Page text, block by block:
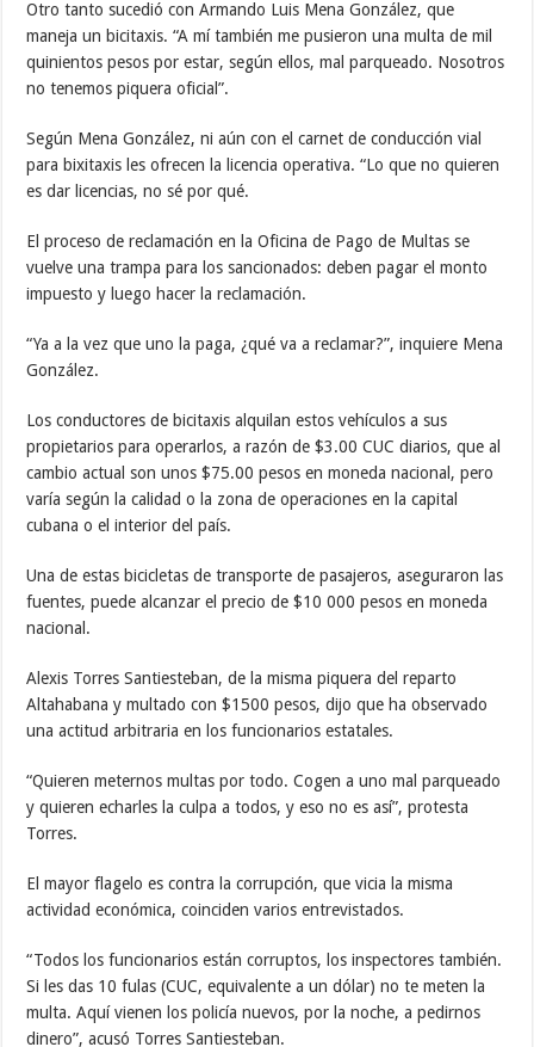
Otro tanto sucedió con Armando Luis Mena González, que
maneja un bicitaxis. “A mí también me pusieron una multa de mil
quinientos pesos por estar, según ellos, mal parqueado. Nosotros
no tenemos piquera oficial”.
Según Mena González, ni aún con el carnet de conducción vial
para bixitaxis les ofrecen la licencia operativa. “Lo que no quieren
es dar licencias, no sé por qué.
El proceso de reclamación en la Oficina de Pago de Multas se
vuelve una trampa para los sancionados: deben pagar el monto
impuesto y luego hacer la reclamación.
“Ya a la vez que uno la paga, ¿qué va a reclamar?”, inquiere Mena
González.
Los conductores de bicitaxis alquilan estos vehículos a sus
propietarios para operarlos, a razón de $3.00 CUC diarios, que al
cambio actual son unos $75.00 pesos en moneda nacional, pero
varía según la calidad o la zona de operaciones en la capital
cubana o el interior del país.
Una de estas bicicletas de transporte de pasajeros, aseguraron las
fuentes, puede alcanzar el precio de $10 000 pesos en moneda
nacional.
Alexis Torres Santiesteban, de la misma piquera del reparto
Altahabana y multado con $1500 pesos, dijo que ha observado
una actitud arbitraria en los funcionarios estatales.
“Quieren meternos multas por todo. Cogen a uno mal parqueado
y quieren echarles la culpa a todos, y eso no es así”, protesta
Torres.
El mayor flagelo es contra la corrupción, que vicia la misma
actividad económica, coinciden varios entrevistados.
“Todos los funcionarios están corruptos, los inspectores también.
Si les das 10 fulas (CUC, equivalente a un dólar) no te meten la
multa. Aquí vienen los policía nuevos, por la noche, a pedirnos
dinero”, acusó Torres Santiesteban.